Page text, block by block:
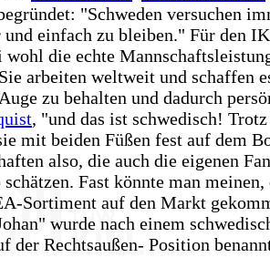
"Schweden versuchen
einfach zu bleiben." Für den
die echte
arbeiten weltweit und schaffen
zu behalten und dadurch
, "und das ist schwedisch!
mit beiden Füßen fest auf dem
also, die auch die eigenen
Fast könnte man
Sortiment auf den Markt
wurde nach einem
der Rechtsaußen- Position